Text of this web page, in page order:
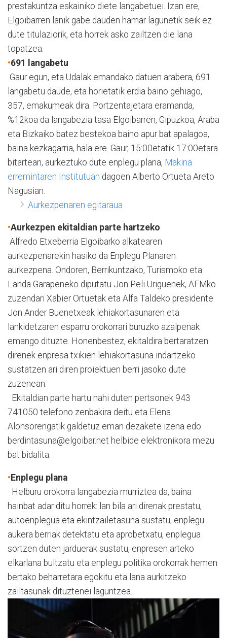
prestakuntza eskainiko diete langabetuei. Izan ere,
Elgoibarren lanik gabe dauden hamar lagunetik seik ez
dute titulaziorik, eta horrek asko zailtzen die lana
topatzea.
•691 langabetu
Gaur egun, eta Udalak emandako datuen arabera, 691
langabetu daude, eta horietatik erdia baino gehiago,
357, emakumeak dira. Portzentajetara eramanda,
%12koa da langabezia tasa Elgoibarren, Gipuzkoa, Araba
eta Bizkaiko batez bestekoa baino apur bat apalagoa,
baina kezkagarria, hala ere. Gaur, 15:00etatik 17:00etara
bitartean, aurkeztuko dute enplegu plana, Makina
erremintaren Institutuan dagoen Alberto Ortueta Areto
Nagusian.
Aurkezpenaren egitaraua
•Aurkezpen ekitaldian parte hartzeko
Alfredo Etxeberria Elgoibarko alkatearen
aurkezpenarekin hasiko da Enplegu Planaren
aurkezpena. Ondoren, Berrikuntzako, Turismoko eta
Landa Garapeneko diputatu Jon Peli Uriguenek, AFMko
zuzendari Xabier Ortuetak eta Alfa Taldeko presidente
Jon Ander Buenetxeak lehiakortasunaren eta
lankidetzaren esparru orokorrari buruzko azalpenak
emango dituzte. Honenbestez, ekitaldira bertaratzen
direnek enpresa txikien lehiakortasuna indartzeko
sustatzen ari diren proiektuen berri jasoko dute
zuzenean.
Ekitaldian parte hartu nahi duten pertsonek 943
741050 telefono zenbakira deitu eta Elena
Alonsorengatik galdetuz eman dezakete izena edo
berdintasuna@elgoibar.net helbide elektronikora mezu
bat bidalita.
• Enplegu plana
Helburu orokorra langabezia murriztea da, baina
hainbat adar ditu horrek: lan bila ari direnak prestatu,
autoenplegua eta ekintzailetasuna sustatu, enplegu
aukera berriak detektatu eta aprobetxatu, enplegua
sortzen duten jarduerak sustatu, enpresen arteko
elkarlana bultzatu eta enplegu politika orokorrak hemen
bertako beharretara egokitu eta lana aurkitzeko
zailtasunak dituztenei laguntzea.